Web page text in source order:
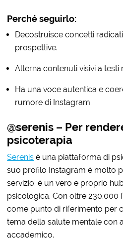
Perché seguirlo:
Decostruisce concetti
prospettive.
Alterna contenuti visivi a testi
Ha una voce autentica e
rumore di Instagram.
@serenis – Per
psicoterapia
Serenis è una piattaforma di
suo profilo Instagram è molto
servizio: è un vero e proprio
psicologica. Con oltre 230.000
come punto di riferimento per
tema della salute mentale con
accademico.